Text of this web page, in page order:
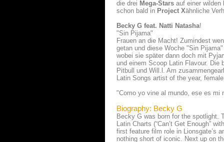
die drei Mega-Stars auf einer wilden
schon bald in Project Xähnliche
Becky G feat. Natti Natasha!
"Sin Pijama"
Frauen an die Macht! Zumindest
getan und diese Woche "Sin
wobei sie später dann doch mit
und einem Scoop Latin Flavour.
Pitbull und Will.l. Am
Latin Songs artist of the year,
"Como yo vine al mundo, ese es mi
Biography: Becky G
Becky G was born for the spotlight.
Latin Charts (“Can’t Get Enough”
first feature film role in Lionsgate’s
nothing short of iconic. Next up on